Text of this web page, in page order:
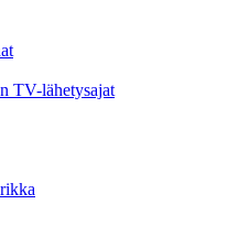
TV-lähetysajat